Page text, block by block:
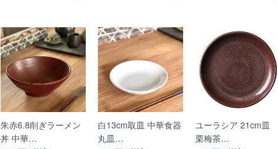
朱赤6.8削ぎラーメン
丼 中華…
白13cm取皿 中華食器
丸皿…
ユーラシア 21cm皿
栗梅茶…